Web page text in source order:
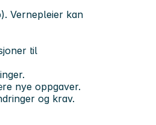
Vernepleier kan
til
nye oppgaver.
og krav.